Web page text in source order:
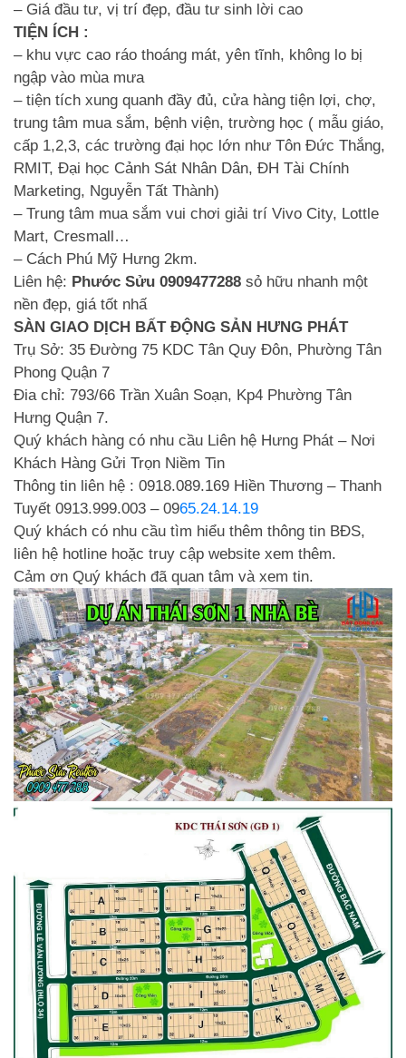
– Giá đầu tư, vị trí đẹp, đầu tư sinh lời cao
TIỆN ÍCH :
– khu vực cao ráo thoáng mát, yên tĩnh, không lo bị
ngập vào mùa mưa
– tiện tích xung quanh đầy đủ, cửa hàng tiện lợi, chợ,
trung tâm mua sắm, bệnh viện, trường học ( mẫu giáo,
cấp 1,2,3, các trường đại học lớn như Tôn Đức Thắng,
RMIT, Đại học Cảnh Sát Nhân Dân, ĐH Tài Chính
Marketing, Nguyễn Tất Thành)
– Trung tâm mua sắm vui chơi giải trí Vivo City, Lottle
Mart, Cresmall…
– Cách Phú Mỹ Hưng 2km.
Liên hệ: Phước Sửu 0909477288 sỏ hữu nhanh một
nền đẹp, giá tốt nhấ
SÀN GIAO DỊCH BẤT ĐỘNG SẢN HƯNG PHÁT
Trụ Sở: 35 Đường 75 KDC Tân Quy Đôn, Phường Tân
Phong Quận 7
Đia chỉ: 793/66 Trần Xuân Soạn, Kp4 Phường Tân
Hưng Quận 7.
Quý khách hàng có nhu cầu Liên hệ Hưng Phát – Nơi
Khách Hàng Gửi Trọn Niềm Tin
Thông tin liên hệ : 0918.089.169 Hiền Thương – Thanh
Tuyết 0913.999.003 – 0965.24.14.19
Quý khách có nhu cầu tìm hiểu thêm thông tin BĐS,
liên hệ hotline hoặc truy cập website xem thêm.
Cảm ơn Quý khách đã quan tâm và xem tin.